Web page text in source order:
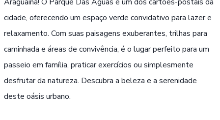
cidade, oferecendo um espaço verde convidativo para lazer e
relaxamento. Com suas paisagens exuberantes, trilhas para
caminhada e áreas de convivência, é o lugar perfeito para um
passeio em família, praticar exercícios ou simplesmente
desfrutar da natureza. Descubra a beleza e a serenidade
deste oásis urbano.